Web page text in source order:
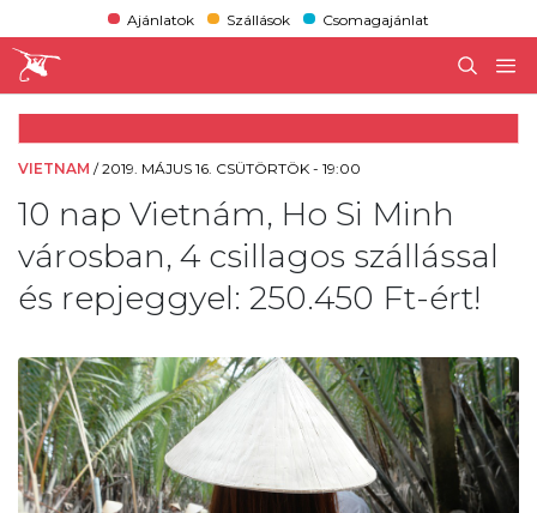
Ajánlatok Szállások Csomagajánlat
VIETNAM /2019. MÁJUS 16. CSÜTÖRTÖK - 19:00
10 nap Vietnám, Ho Si Minh
városban, 4 csillagos szállással
és repjeggyel: 250.450 Ft-ért!